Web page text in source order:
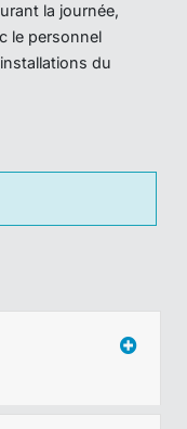
la journée,
le personnel
du